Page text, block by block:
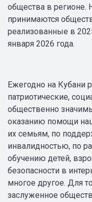
общества в регионе.
принимаются
реализованные в
января 2026 года.
Ежегодно на Кубани
патриотические,
общественно
оказанию помощи
их семьям, по
инвалидностью, по
обучению детей,
безопасности в
многое другое. Для
заслуженное